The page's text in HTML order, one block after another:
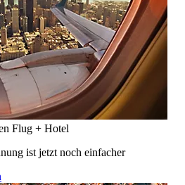
Flug + Hotel
ist jetzt noch einfacher